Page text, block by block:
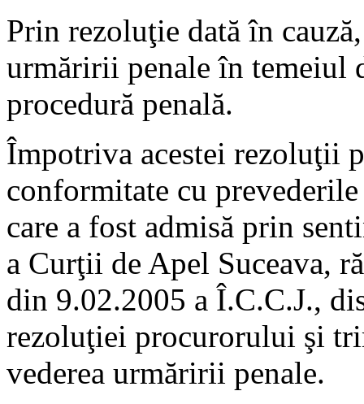
Prin rezoluţie dată în
urmăririi penale în
procedură penală.
Împotriva acestei rezoluţii
conformitate cu
care a fost admisă prin
a Curţii de Apel Suceava,
din 9.02.2005 a Î.C.C.J.,
rezoluţiei procurorului şi
vederea urmăririi penale.